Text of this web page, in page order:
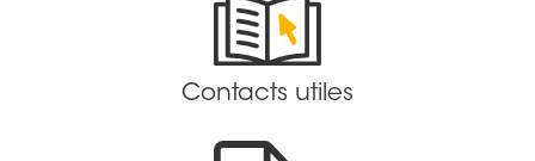
Contacts utiles